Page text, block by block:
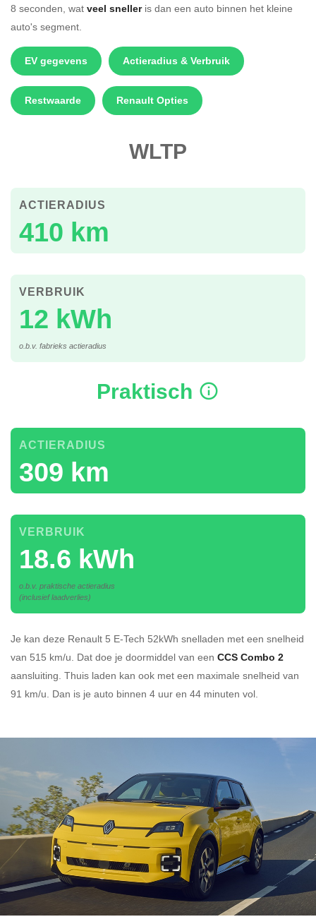
8 seconden, wat veel snelleris dan een auto binnen het kleine
auto's segment.
EV gegevens Actieradius & Verbruik
Restwaarde Renault Opties
WLTP
410 km
ACTIERADIUS
12 kWh
VERBRUIK
o.b.v. fabrieks actieradius
Praktisch
309 km
ACTIERADIUS
18.6 kWh
VERBRUIK
o.b.v. praktische actieradius
(inclusief laadverlies)
Je kan deze Renault 5 E-Tech 52kWh snelladen met een snelheid
van 515 km/u. Dat doe je doormiddel van een CCS Combo 2
aansluiting. Thuis laden kan ook met een maximale snelheid van
91 km/u. Dan is je auto binnen 4 uur en 44 minuten vol.